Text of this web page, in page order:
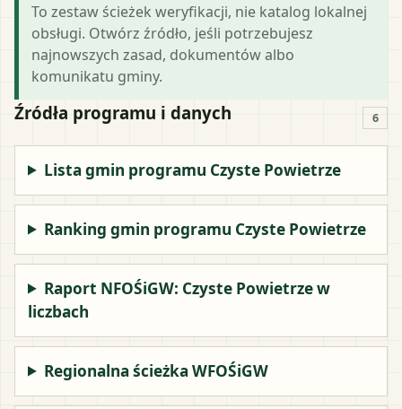
To zestaw ścieżek weryfikacji, nie katalog lokalnej
obsługi. Otwórz źródło, jeśli potrzebujesz
najnowszych zasad, dokumentów albo
komunikatu gminy.
Źródła programu i danych 6
Lista gmin programu Czyste Powietrze
Ranking gmin programu Czyste Powietrze
Raport NFOŚiGW: Czyste Powietrze w
liczbach
Regionalna ścieżka WFOŚiGW